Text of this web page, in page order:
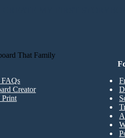
Creator